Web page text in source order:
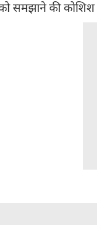
को समझाने की